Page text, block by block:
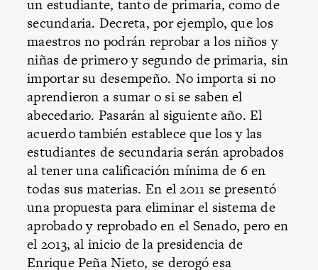
un estudiante, tanto de primaria, como de
secundaria. Decreta, por ejemplo, que los
maestros no podrán reprobar a los niños y
niñas de primero y segundo de primaria, sin
importar su desempeño. No importa si no
aprendieron a sumar o si se saben el
abecedario. Pasarán al siguiente año. El
acuerdo también establece que los y las
estudiantes de secundaria serán aprobados
al tener una calificación mínima de 6 en
todas sus materias. En el 2011 se presentó
una propuesta para eliminar el sistema de
aprobado y reprobado en el Senado, pero en
el 2013, al inicio de la presidencia de
Enrique Peña Nieto, se derogó esa